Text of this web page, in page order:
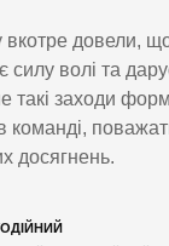
вкотре довели,
силу волі та
такі заходи
команді,
досягнень.